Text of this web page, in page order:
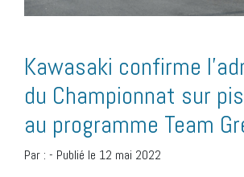
Kawasaki confirme
du Championnat sur
au programme Team
Par : - Publié le 12 mai 2022